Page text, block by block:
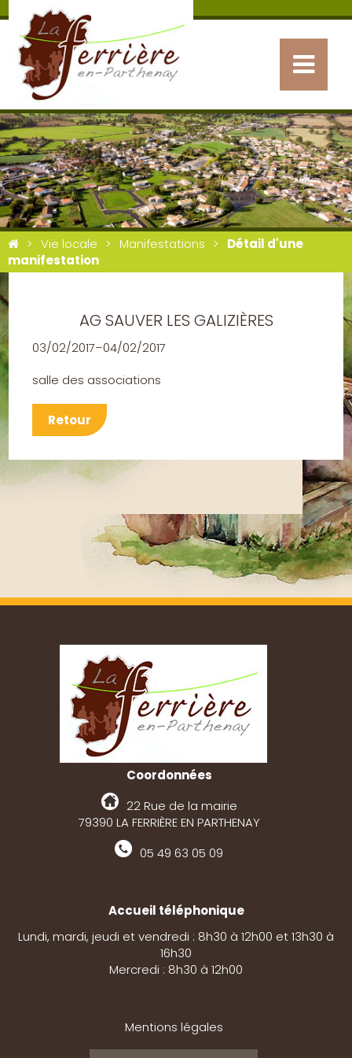
Vie locale Manifestations
Détail d'une
manifestation
AG SAUVER LES GALIZIÈRES
03/02/2017–04/02/2017
salle des associations
Retour
Coordonnées
22 Rue de la mairie
79390 LA FERRIÈRE EN PARTHENAY
05 49 63 05 09
Accueil téléphonique
Lundi, mardi, jeudi et vendredi : 8h30 à 12h00 et 13h30 à
16h30
Mercredi : 8h30 à 12h00
Mentions légales